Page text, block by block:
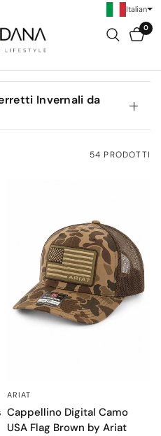
0
Invernali da
54 PRODOTTI
ARIAT
Cappellino Digital Camo
USA Flag Brown by Ariat
Italian